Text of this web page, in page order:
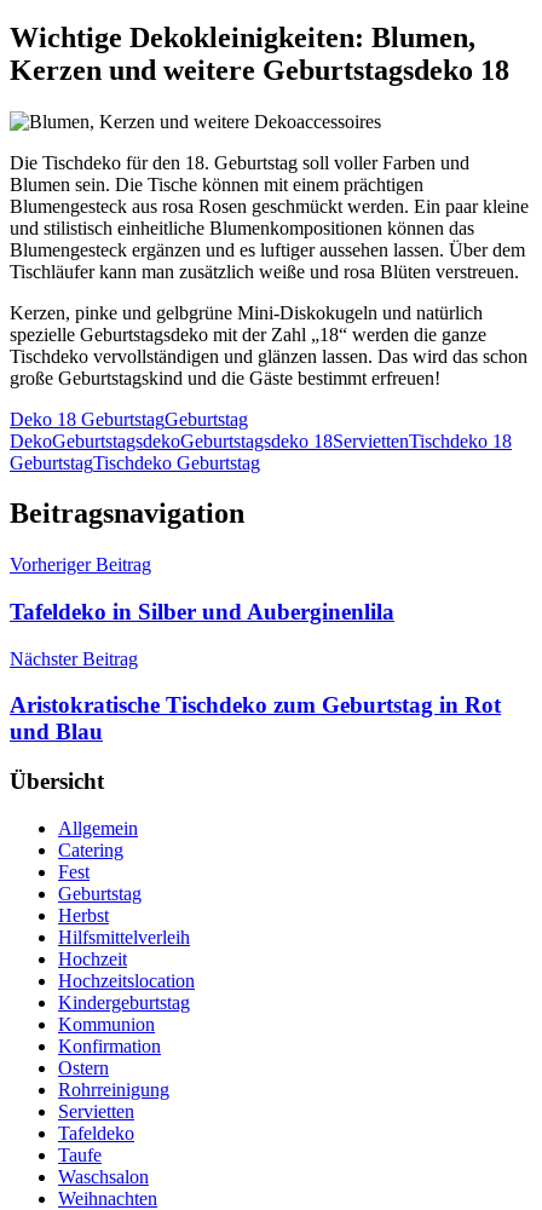
Wichtige Dekokleinigkeiten: Blumen,
Kerzen und weitere Geburtstagsdeko 18
Die Tischdeko für den 18. Geburtstag soll voller Farben und
Blumen sein. Die Tische können mit einem prächtigen
Blumengesteck aus rosa Rosen geschmückt werden. Ein paar kleine
und stilistisch einheitliche Blumenkompositionen können das
Blumengesteck ergänzen und es luftiger aussehen lassen. Über dem
Tischläufer kann man zusätzlich weiße und rosa Blüten verstreuen.
Kerzen, pinke und gelbgrüne Mini-Diskokugeln und natürlich
spezielle Geburtstagsdeko mit der Zahl „18“ werden die ganze
Tischdeko vervollständigen und glänzen lassen. Das wird das schon
große Geburtstagskind und die Gäste bestimmt erfreuen!
Deko 18 GeburtstagGeburtstag
DekoGeburtstagsdekoGeburtstagsdeko 18ServiettenTischdeko 18
GeburtstagTischdeko Geburtstag
Beitragsnavigation
Vorheriger Beitrag
Tafeldeko in Silber und Auberginenlila
Nächster Beitrag
Aristokratische Tischdeko zum Geburtstag in Rot
und Blau
Übersicht
Allgemein
Catering
Fest
Geburtstag
Herbst
Hilfsmittelverleih
Hochzeit
Hochzeitslocation
Kindergeburtstag
Kommunion
Konfirmation
Ostern
Rohrreinigung
Servietten
Tafeldeko
Taufe
Waschsalon
Weihnachten